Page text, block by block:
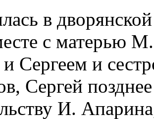
в
с матерью
Сергеем и
Сергей
И.